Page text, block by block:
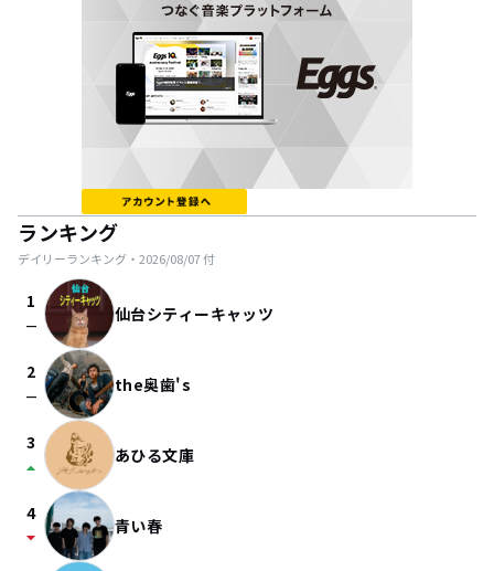
ランキング
デイリーランキング・ 2026/08/07付
1
check_indeterminate_small 仙台シティーキャッツ
2
check_indeterminate_small the奥歯's
3
arrow_drop_up あひる文庫
4
arrow_drop_down 青い春